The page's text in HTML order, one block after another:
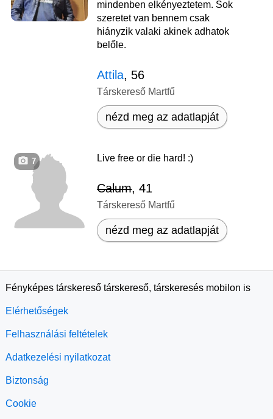
mindenben elkényeztetem. Sok
szeretet van bennem csak
hiányzik valaki akinek adhatok
belőle.
Attila, 56
Társkereső Martfű
nézd meg az adatlapját
7 Live free or die hard! :)
Calum, 41
Társkereső Martfű
nézd meg az adatlapját
Fényképes társkereső társkereső, társkeresés mobilon is
Elérhetőségek
Felhasználási feltételek
Adatkezelési nyilatkozat
Biztonság
Cookie